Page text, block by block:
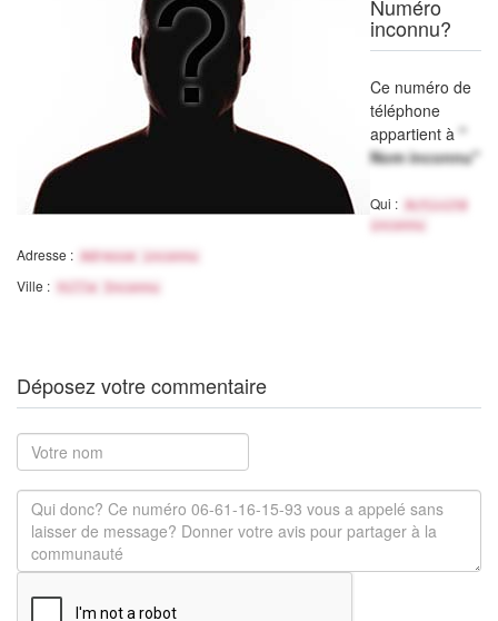
Numéro
inconnu?
Ce numéro de
téléphone
appartient à "
Nom inconnu"
Qui :
Activité
inconnu
Adresse : Adresse inconnu
Ville : Ville Inconnu
Déposez votre commentaire